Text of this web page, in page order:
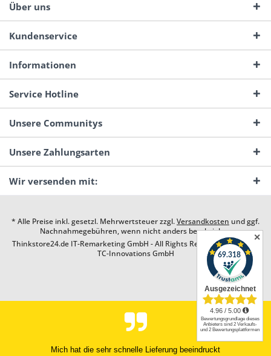
Über uns
Kundenservice
Informationen
Service Hotline
Unsere Communitys
Unsere Zahlungsarten
Wir versenden mit:
* Alle Preise inkl. gesetzl. Mehrwertsteuer zzgl.Versandkosten und ggf.
Nachnahmegebühren, wenn nicht anders beschrieben
Thinkstore24.de IT-Remarketing GmbH - All Rights Reserved. Design by
TC-Innovations GmbH
Superschnell, exzellent verpackt. T14-Artikel topqualität, genau wie
✕